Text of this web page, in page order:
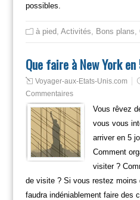
possibles.
à pied Activités Bons plans
Que faire à New York
Voyager-aux-Etats-Unis.com
Commentaires
Vous rêvez
vous vous
arriver en 5
Comment
visiter ?
de visite ? Si vous restez moins
faudra indéniablement faire des